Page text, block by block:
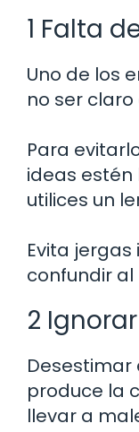
1 Falta
Uno de los
no ser
Para
ideas
utilices un
Evita
confundir
2
Desestimar
produce la
llevar a